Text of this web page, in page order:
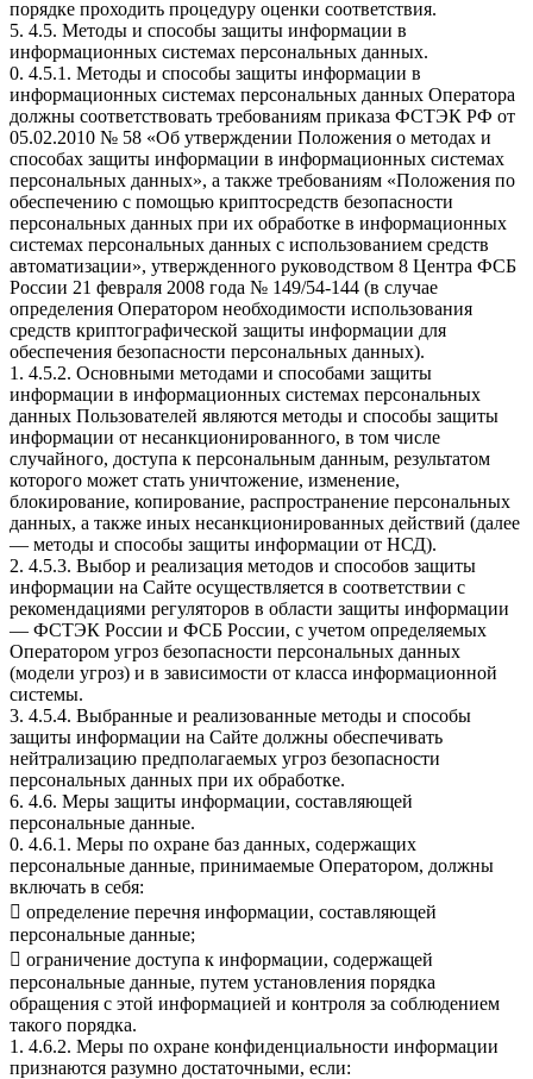
порядке проходить процедуру оценки соответствия.
5. 4.5. Методы и способы защиты информации в
информационных системах персональных данных.
0. 4.5.1. Методы и способы защиты информации в
информационных системах персональных данных Оператора
должны соответствовать требованиям приказа ФСТЭК РФ от
05.02.2010 № 58 «Об утверждении Положения о методах и
способах защиты информации в информационных системах
персональных данных», а также требованиям «Положения по
обеспечению с помощью криптосредств безопасности
персональных данных при их обработке в информационных
системах персональных данных с использованием средств
автоматизации», утвержденного руководством 8 Центра ФСБ
России 21 февраля 2008 года № 149/54-144 (в случае
определения Оператором необходимости использования
средств криптографической защиты информации для
обеспечения безопасности персональных данных).
1. 4.5.2. Основными методами и способами защиты
информации в информационных системах персональных
данных Пользователей являются методы и способы защиты
информации от несанкционированного, в том числе
случайного, доступа к персональным данным, результатом
которого может стать уничтожение, изменение,
блокирование, копирование, распространение персональных
данных, а также иных несанкционированных действий (далее
— методы и способы защиты информации от НСД).
2. 4.5.3. Выбор и реализация методов и способов защиты
информации на Сайте осуществляется в соответствии с
рекомендациями регуляторов в области защиты информации
— ФСТЭК России и ФСБ России, с учетом определяемых
Оператором угроз безопасности персональных данных
(модели угроз) и в зависимости от класса информационной
системы.
3. 4.5.4. Выбранные и реализованные методы и способы
защиты информации на Сайте должны обеспечивать
нейтрализацию предполагаемых угроз безопасности
персональных данных при их обработке.
6. 4.6. Меры защиты информации, составляющей
персональные данные.
0. 4.6.1. Меры по охране баз данных, содержащих
персональные данные, принимаемые Оператором, должны
включать в себя:
 определение перечня информации, составляющей
персональные данные;
 ограничение доступа к информации, содержащей
персональные данные, путем установления порядка
обращения с этой информацией и контроля за соблюдением
такого порядка.
1. 4.6.2. Меры по охране конфиденциальности информации
признаются разумно достаточными, если: